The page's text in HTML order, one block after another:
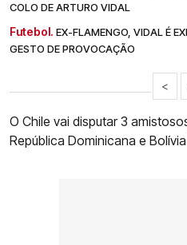
COLO DE ARTURO VIDAL
Futebol. EX-FLAMENGO, VIDAL É
GESTO DE PROVOCAÇÃO
<
O Chile vai disputar 3
República Dominicana e Bolívia